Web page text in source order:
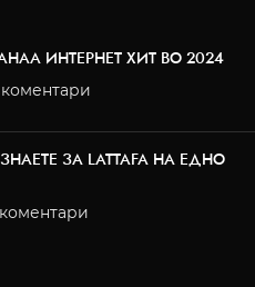
ИНТЕРНЕТ ХИТ ВО 2024
ЗА LATTAFA НА ЕДНО